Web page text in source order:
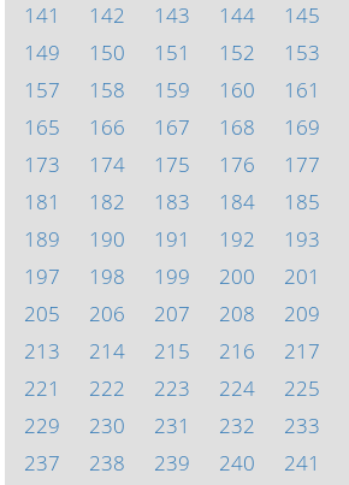
141
142 143 144 145
149
150 151 152 153
157
158 159 160 161
165
166 167 168 169
173
174 175 176 177
181
182 183 184 185
189
190 191 192 193
197
198 199 200 201
205
206 207 208 209
213
214 215 216 217
221
222 223 224 225
229
230 231 232 233
237
238 239 240 241